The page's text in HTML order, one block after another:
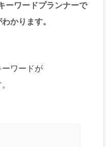
ーワードプランナーで
かります。
ワードが